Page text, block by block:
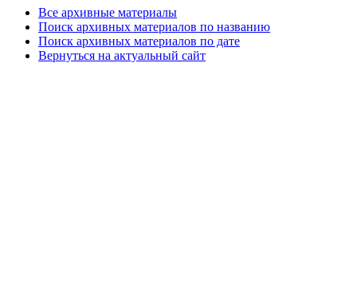
Все архивные материалы
Поиск архивных материалов по названию
Поиск архивных материалов по дате
Вернуться на актуальный сайт